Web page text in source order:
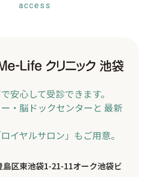
access
安心して受診できます。
・脳ドックセンターと 最新
イヤルサロン」もご用意。
区東池袋1-21-11オーク池袋ビ